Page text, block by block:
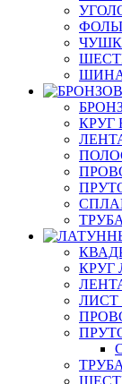
КРУГ
КРУГ